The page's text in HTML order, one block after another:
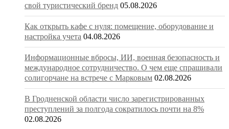
свой туристический бренд 05.08.2026
Как открыть кафе с нуля: помещение, оборудование и
настройка учета 04.08.2026
Информационные вбросы, ИИ, военная безопасность и
международное сотрудничество. О чем еще спрашивали
солигорчане на встрече с Марковым 02.08.2026
В Гродненской области число зарегистрированных
преступлений за полгода сократилось почти на 8%
02.08.2026